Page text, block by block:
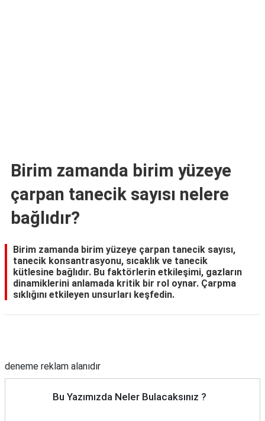
Birim zamanda birim yüzeye
çarpan tanecik sayısı nelere
bağlıdır?
Birim zamanda birim yüzeye çarpan tanecik sayısı,
tanecik konsantrasyonu, sıcaklık ve tanecik
kütlesine bağlıdır. Bu faktörlerin etkileşimi, gazların
dinamiklerini anlamada kritik bir rol oynar. Çarpma
sıklığını etkileyen unsurları keşfedin.
deneme reklam alanıdır
Bu Yazımızda Neler Bulacaksınız ?